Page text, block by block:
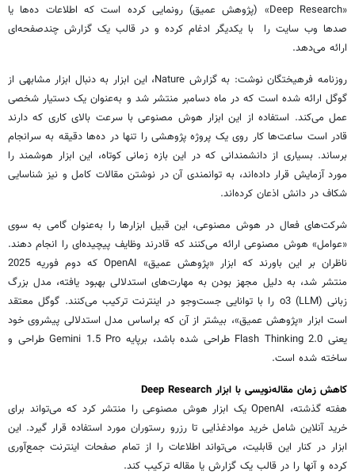
«‌Deep Research» (پژوهش عمیق) رونمایی کرده است که اطلاعات ده‌ها یا
صدها وب سایت را با یکدیگر ادغام کرده و در قالب یک گزارش چندصفحه‌ای
ارائه می‌دهد.
روزنامه فرهیختگان نوشت: به گزارش Nature‌، این ابزار به دنبال ابزار مشابهی از
گوگل ارائه شده است که در ماه دسامبر منتشر شد و به‌عنوان یک دستیار شخصی
عمل می‌کند. استفاده از این ابزار هوش مصنوعی با سرعت بالای کاری که دارند
قادر است ساعت‌ها کار روی یک پروژه پژوهشی را تنها در ده‌ها دقیقه به سرانجام
برساند. بسیاری از دانشمندانی که در این بازه زمانی کوتاه، این ابزار هوشمند را
مورد آزمایش قرار داده‌اند، به توانمندی آن در نوشتن مقالات کامل و نیز شناسایی
شکاف در دانش اذعان کرده‌اند.
شرکت‌های فعال در هوش مصنوعی، این قبیل ابزارها را به‌عنوان گامی ‌به سوی
«عوامل» هوش مصنوعی ارائه می‌کنند که قادرند وظایف پیچیده‌ای را انجام دهند.
ناظران بر این باورند که ابزار «پژوهش عمیق» OpenAI که دوم فوریه 2025
منتشر شد، به دلیل مجهز بودن به مهارت‌های استدلالی بهبود یافته، مدل بزرگ
زبانی o3 (LLM) را با توانایی جست‌وجو در اینترنت ترکیب می‌کنند. گوگل معتقد
است ابزار «پژوهش عمیق»، بیشتر از آن که براساس مدل استدلالی پیشروی خود
یعنی 2.0 Flash Thinking طراحی شده باشد، برپایه Gemini 1.5 Pro طراحی و
ساخته شده است.
کاهش زمان مقاله‌نویسی با ابزار Deep Research
هفته گذشته، OpenAI یک ابزار هوش مصنوعی را منتشر کرد که می‌تواند برای
خرید آنلاین شامل خرید موادغذایی تا رزرو رستوران مورد استفاده قرار گیرد. این
ابزار در کنار این قابلیت، می‌تواند اطلاعات را از تمام صفحات اینترنت جمع‌آوری
کرده و آنها را در قالب یک گزارش یا مقاله ترکیب کند.